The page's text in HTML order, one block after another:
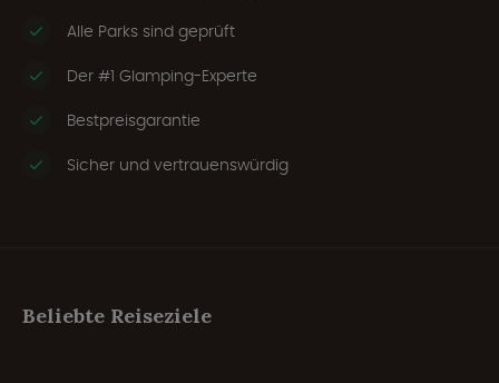
Alle Parks sind geprüft
Der #1 Glamping-Experte
Bestpreisgarantie
Sicher und vertrauenswürdig
Beliebte Reiseziele